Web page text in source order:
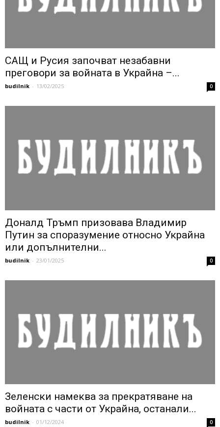
САЩ и Русия започват незабавни
преговори за войната в Украйна –...
budilnik - 13/02/2025 0
Доналд Тръмп призовава Владимир
Путин за споразумение относно Украйна
или допълнителни...
budilnik - 23/01/2025 0
Зеленски намеква за прекратяване на
войната с части от Украйна, останали...
budilnik - 01/12/2024 0